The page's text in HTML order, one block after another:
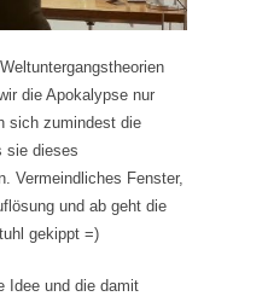
die Apokalypse nur
sich zumindest die
sie dieses
Vermeindliches Fenster,
und ab geht die
gekippt =)
Idee und die damit